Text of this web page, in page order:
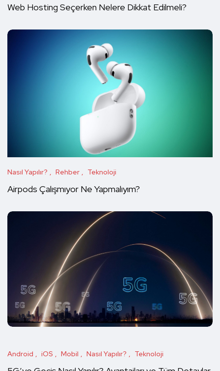
Web Hosting Seçerken Nelere Dikkat Edilmeli?
Nasıl Yapılır? Rehber Teknoloji
Airpods Çalışmıyor Ne Yapmalıyım?
Android iOS Mobil Nasıl Yapılır? Teknoloji